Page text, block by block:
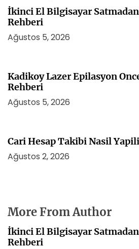
İkinci El Bilgisayar
Rehberi
Ağustos 5, 2026
Kadikoy Lazer Epilasyon
Rehberi
Ağustos 5, 2026
Cari Hesap Takibi Nasil
Ağustos 2, 2026
More From Author
İkinci El Bilgisayar
Rehberi